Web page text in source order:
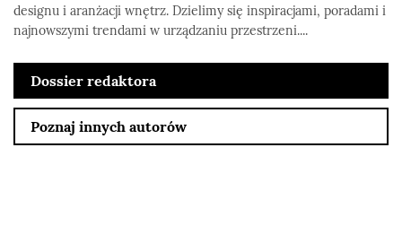
designu i aranżacji wnętrz. Dzielimy się inspiracjami, poradami i
najnowszymi trendami w urządzaniu przestrzeni....
Dossier redaktora
Poznaj innych autorów